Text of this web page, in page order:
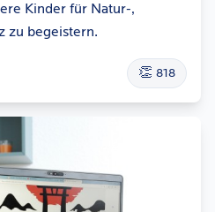
Kinder für Natur-,
zu begeistern.
👏 818